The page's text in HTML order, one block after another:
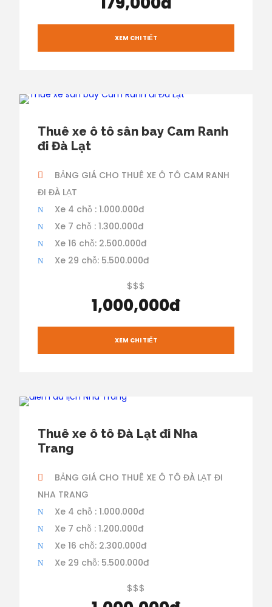
XEM CHI TIẾT
Thuê xe ô tô sân bay Cam Ranh
đi Đà Lạt
BẢNG GIÁ CHO THUÊ XE Ô TÔ CAM RANH
ĐI ĐÀ LẠT
Xe 4 chỗ : 1.000.000đ
Xe 7 chỗ : 1.300.000đ
Xe 16 chỗ: 2.500.000đ
Xe 29 chỗ: 5.500.000đ
$$$
1,000,000đ
XEM CHI TIẾT
Thuê xe ô tô Đà Lạt đi Nha
Trang
BẢNG GIÁ CHO THUÊ XE Ô TÔ ĐÀ LẠT ĐI
NHA TRANG
Xe 4 chỗ : 1.000.000đ
Xe 7 chỗ : 1.200.000đ
Xe 16 chỗ: 2.300.000đ
Xe 29 chỗ: 5.500.000đ
$$$